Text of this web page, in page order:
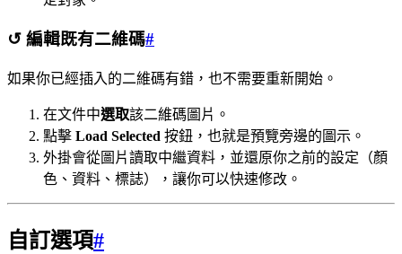
↺ 編輯既有二維碼#
如果你已經插入的二維碼有錯，也不需要重新開始。
在文件中選取該二維碼圖片。
點擊 Load Selected 按鈕，也就是預覽旁邊的圖示。
外掛會從圖片讀取中繼資料，並還原你之前的設定（顏
色、資料、標誌），讓你可以快速修改。
自訂選項#